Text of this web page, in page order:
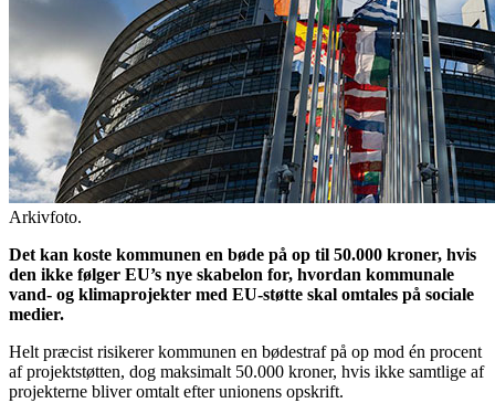
Arkivfoto.
Det kan koste kommunen en bøde på op til 50.000 kroner, hvis
den ikke følger EU’s nye skabelon for, hvordan kommunale
vand- og klimaprojekter med EU-støtte skal omtales på sociale
medier.
Helt præcist risikerer kommunen en bødestraf på op mod én procent
af projektstøtten, dog maksimalt 50.000 kroner, hvis ikke samtlige af
projekterne bliver omtalt efter unionens opskrift.